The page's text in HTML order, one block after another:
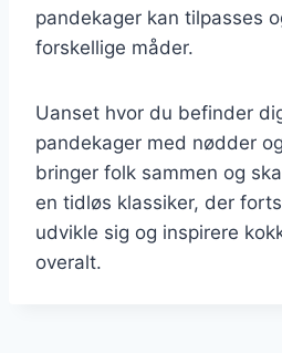
pandekager kan tilpasses
forskellige måder.
Uanset hvor du befinder
pandekager med nødder
bringer folk sammen og
en tidløs klassiker, der
udvikle sig og inspirere
overalt.